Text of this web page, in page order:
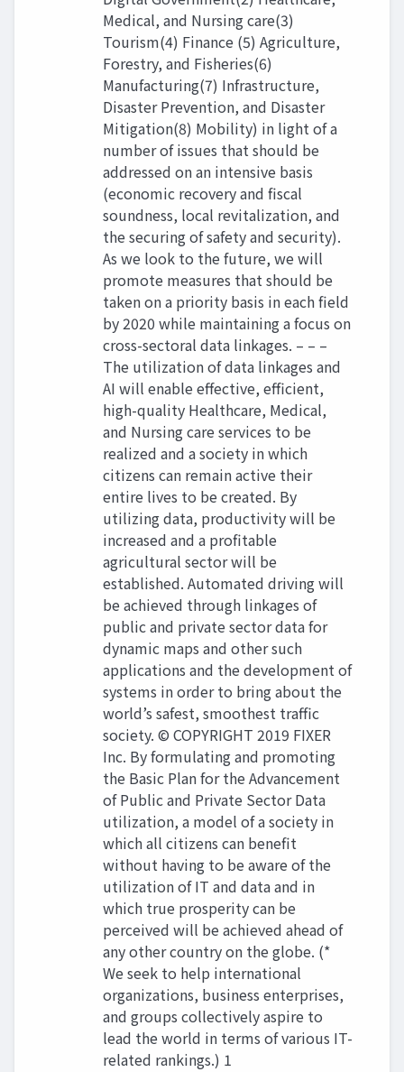
Medical, and Nursing care(3)
Tourism(4) Finance (5) Agriculture,
Forestry, and Fisheries(6)
Manufacturing(7) Infrastructure,
Disaster Prevention, and Disaster
Mitigation(8) Mobility) in light of a
number of issues that should be
addressed on an intensive basis
(economic recovery and fiscal
soundness, local revitalization, and
the securing of safety and security).
As we look to the future, we will
promote measures that should be
taken on a priority basis in each field
by 2020 while maintaining a focus on
cross-sectoral data linkages. – – –
The utilization of data linkages and
AI will enable effective, efficient,
high-quality Healthcare, Medical,
and Nursing care services to be
realized and a society in which
citizens can remain active their
entire lives to be created. By
utilizing data, productivity will be
increased and a profitable
agricultural sector will be
established. Automated driving will
be achieved through linkages of
public and private sector data for
dynamic maps and other such
applications and the development of
systems in order to bring about the
world’s safest, smoothest traffic
society. © COPYRIGHT 2019 FIXER
Inc. By formulating and promoting
the Basic Plan for the Advancement
of Public and Private Sector Data
utilization, a model of a society in
which all citizens can benefit
without having to be aware of the
utilization of IT and data and in
which true prosperity can be
perceived will be achieved ahead of
any other country on the globe. (*
We seek to help international
organizations, business enterprises,
and groups collectively aspire to
lead the world in terms of various IT-
related rankings.) 1